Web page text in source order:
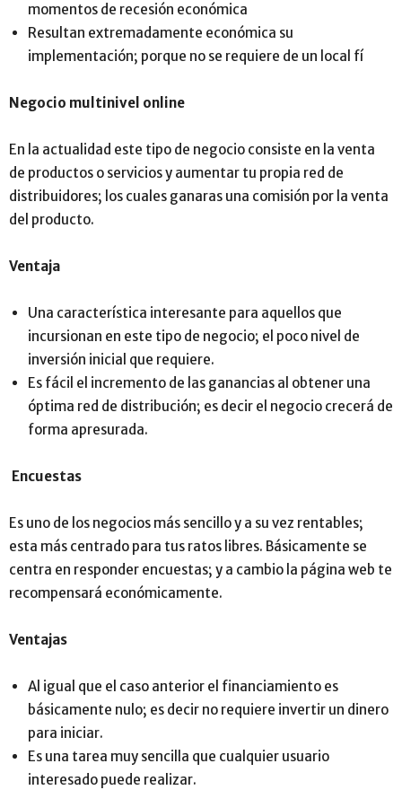
momentos de recesión económica
Resultan extremadamente económica su
implementación; porque no se requiere de un local fí
Negocio multinivel online
En la actualidad este tipo de negocio consiste en la venta
de productos o servicios y aumentar tu propia red de
distribuidores; los cuales ganaras una comisión por la venta
del producto.
Ventaja
Una característica interesante para aquellos que
incursionan en este tipo de negocio; el poco nivel de
inversión inicial que requiere.
Es fácil el incremento de las ganancias al obtener una
óptima red de distribución; es decir el negocio crecerá de
forma apresurada.
Encuestas
Es uno de los negocios más sencillo y a su vez rentables;
esta más centrado para tus ratos libres. Básicamente se
centra en responder encuestas; y a cambio la página web te
recompensará económicamente.
Ventajas
Al igual que el caso anterior el financiamiento es
básicamente nulo; es decir no requiere invertir un dinero
para iniciar.
Es una tarea muy sencilla que cualquier usuario
interesado puede realizar.